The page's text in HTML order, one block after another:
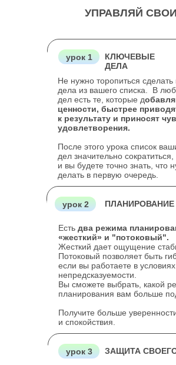
УПРАВЛЯЙ
урок 1
КЛЮЧЕВЫЕ
ДЕЛА
Не нужно торопиться сделать
дела из вашего списка. В
дел есть те, которые д
ценности, быстрее
к результату и приносят
удовлетворения.
После этого урока список
дел значительно сократиться,
и вы будете точно знать, что
делать в первую очередь.
урок 2 ПЛАНИРОВАНИЕ
Есть два режима
«жесткий» и "потоковый".
Жесткий дает ощущение
Потоковый позволяет быть
если вы работаете в условиях
непредсказуемости.
Вы сможете выбрать, какой
планирования вам больше
Получите больше
и спокойствия.
урок 3 ЗАЩИТА